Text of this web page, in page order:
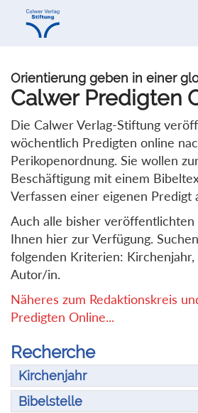
Direkt
Direkt
Orientierung geben in einer
Calwer Predigten
Die Calwer Verlag-Stiftung
wöchentlich Predigten online
Perikopenordnung. Sie wollen
Beschäftigung mit einem
Verfassen einer eigenen Predigt
Auch alle bisher veröffentlichten
Ihnen hier zur Verfügung.
folgenden Kriterien: Kirchenjahr,
Autor/in.
Näheres zum Redaktionskreis
Predigten Online...
Recherche
Kirchenjahr
Bibelstelle